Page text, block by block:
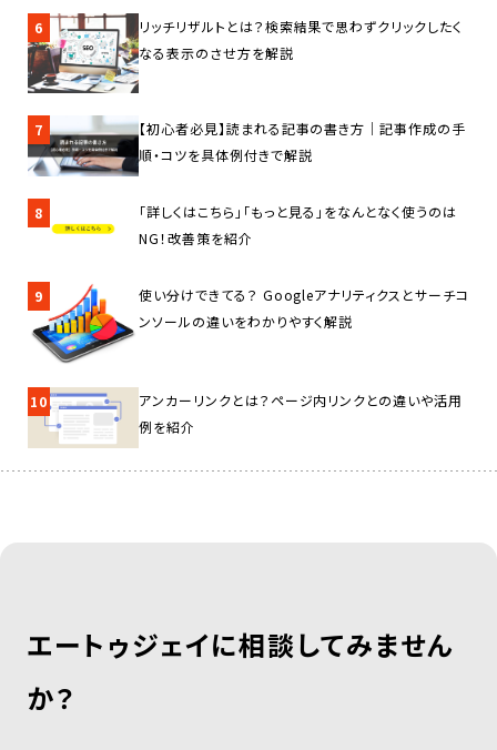
6
リッチリザルトとは？検索結果で思わずクリックしたく
なる表示のさせ方を解説
7
【初心者必見】読まれる記事の書き方｜記事作成の手
順・コツを具体例付きで解説
8
「詳しくはこちら」「もっと見る」をなんとなく使うのは
NG！改善策を紹介
9
使い分けできてる？ Googleアナリティクスとサーチコ
ンソールの違いをわかりやすく解説
10
アンカーリンクとは？ページ内リンクとの違いや活用
例を紹介
エートゥジェイに相談してみません
か？